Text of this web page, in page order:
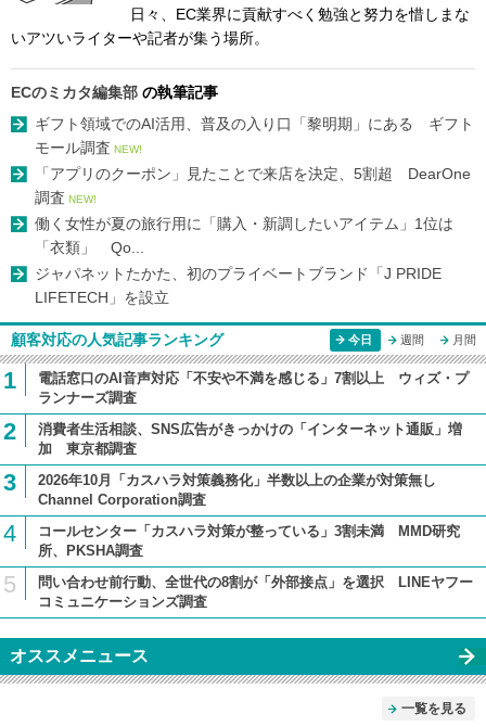
日々、EC業界に貢献すべく勉強と努力を惜しまな
いアツいライターや記者が集う場所。
ECのミカタ編集部 の執筆記事
ギフト領域でのAI活用、普及の入り口「黎明期」にある ギフト
モール調査 NEW!
「アプリのクーポン」見たことで来店を決定、5割超 DearOne
調査 NEW!
働く女性が夏の旅行用に「購入・新調したいアイテム」1位は
「衣類」 Qo...
ジャパネットたかた、初のプライベートブランド「J PRIDE
LIFETECH」を設立
顧客対応の人気記事ランキング 今日 週間 月間
1
電話窓口のAI音声対応「不安や不満を感じる」7割以上 ウィズ・プ
ランナーズ調査
2
消費者生活相談、SNS広告がきっかけの「インターネット通販」増
加 東京都調査
3
2026年10月「カスハラ対策義務化」半数以上の企業が対策無し
Channel Corporation調査
4
コールセンター「カスハラ対策が整っている」3割未満 MMD研究
所、PKSHA調査
5
問い合わせ前行動、全世代の8割が「外部接点」を選択 LINEヤフー
コミュニケーションズ調査
オススメニュース
一覧を見る